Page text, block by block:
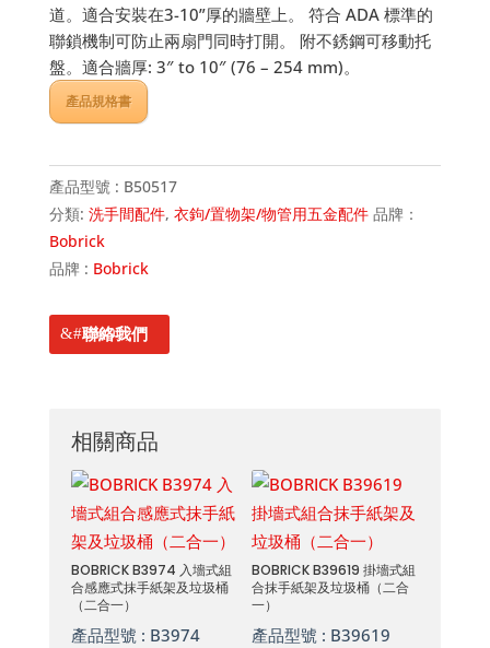
道。適合安裝在3-10”厚的牆壁上。 符合 ADA 標準的
聯鎖機制可防止兩扇門同時打開。 附不銹鋼可移動托
盤。適合牆厚: 3″ to 10″ (76 – 254 mm)。
產品規格書
產品型號 : B50517
分類: 洗手間配件, 衣鉤/置物架/物管用五金配件 品牌：
Bobrick
品牌 : Bobrick
聯絡我們
相關商品
BOBRICK B3974 入墻式組
合感應式抹手紙架及垃圾桶
（二合一）
產品型號 : B3974
BOBRICK B39619 掛墻式組
合抹手紙架及垃圾桶（二合
一）
產品型號 : B39619